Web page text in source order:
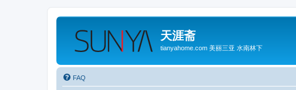
天涯斋
tianyahome.com 美丽三亚 水南林下
FAQ